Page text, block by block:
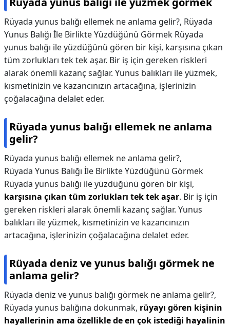
Rüyada yunus balığı ellemek ne anlama gelir?, Rüyada
Yunus Balığı İle Birlikte Yüzdüğünü Görmek Rüyada
yunus balığı ile yüzdüğünü gören bir kişi, karşısına çıkan
tüm zorlukları tek tek aşar. Bir iş için gereken riskleri
alarak önemli kazanç sağlar. Yunus balıkları ile yüzmek,
kısmetinizin ve kazancınızın artacağına, işlerinizin
çoğalacağına delalet eder.
Rüyada yunus balığı ellemek ne anlama
gelir?
Rüyada yunus balığı ellemek ne anlama gelir?,
Rüyada Yunus Balığı İle Birlikte Yüzdüğünü Görmek
Rüyada yunus balığı ile yüzdüğünü gören bir kişi,
karşısına çıkan tüm zorlukları tek tek aşar. Bir iş için
gereken riskleri alarak önemli kazanç sağlar. Yunus
balıkları ile yüzmek, kısmetinizin ve kazancınızın
artacağına, işlerinizin çoğalacağına delalet eder.
Rüyada deniz ve yunus balığı görmek ne
anlama gelir?
Rüyada deniz ve yunus balığı görmek ne anlama gelir?,
Rüyada yunus balığına dokunmak, rüyayı gören kişinin
hayallerinin ama özellikle de en çok istediği hayalinin